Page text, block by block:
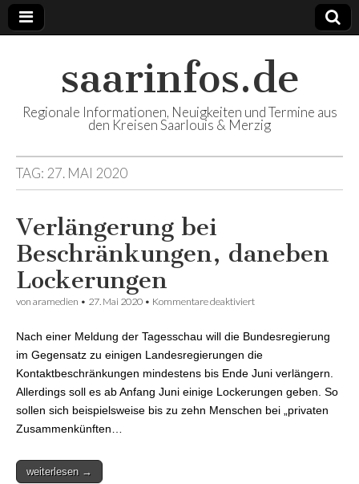
saarinfos.de
Regionale Informationen, Neuigkeiten und Termine aus
den Kreisen Saarlouis & Merzig
TAG: 27. MAI 2020
Verlängerung bei
Beschränkungen, daneben
Lockerungen
von aramedien • 27. Mai 2020 • Kommentare deaktiviert
Nach einer Meldung der Tagesschau will die Bundesregierung
im Gegensatz zu einigen Landesregierungen die
Kontaktbeschränkungen mindestens bis Ende Juni verlängern.
Allerdings soll es ab Anfang Juni einige Lockerungen geben. So
sollen sich beispielsweise bis zu zehn Menschen bei „privaten
Zusammenkünften…
weiterlesen →